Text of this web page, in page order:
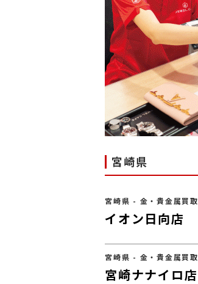
宮崎県
宮崎県 - 金・貴金属買取
イオン日向店
宮崎県 - 金・貴金属買取
宮崎ナナイロ店